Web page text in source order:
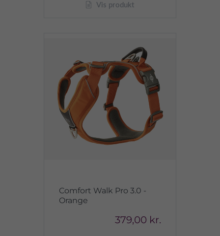
Vis produkt
Comfort Walk Pro 3.0 -
Orange
379,00 kr.